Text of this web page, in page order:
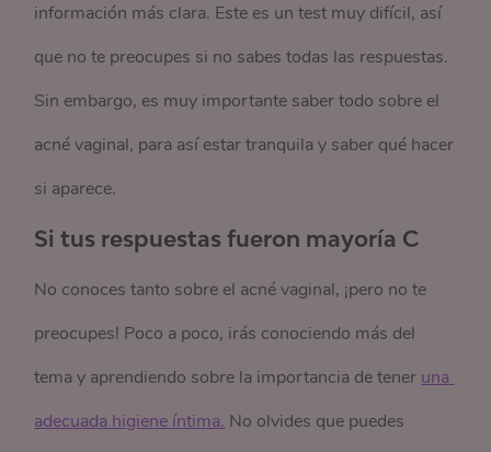
información más clara. Este es un test muy difícil, así
que no te preocupes si no sabes todas las respuestas.
Sin embargo, es muy importante saber todo sobre el
acné vaginal, para así estar tranquila y saber qué hacer
si aparece.
Si tus respuestas fueron mayoría C
No conoces tanto sobre el acné vaginal, ¡pero no te
preocupes! Poco a poco, irás conociendo más del
tema y aprendiendo sobre la importancia de tener una
adecuada higiene íntima. No olvides que puedes